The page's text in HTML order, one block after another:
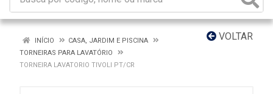
VOLTAR
INÍCIO
CASA, JARDIM E PISCINA
TORNEIRAS PARA LAVATÓRIO
TORNEIRA LAVATORIO TIVOLI PT/CR